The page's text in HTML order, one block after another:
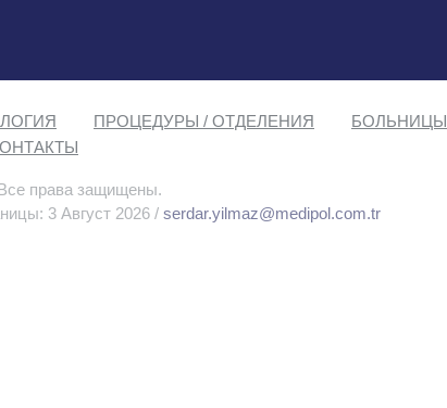
ПРОЦЕДУРЫ / ОТДЕЛЕНИЯ
БОЛЬНИЦЫ
права защищены.
3 Август 2026 / serdar.yilmaz@medipol.com.tr